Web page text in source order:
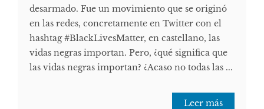
desarmado. Fue un movimiento que se originó
en las redes, concretamente en Twitter con el
hashtag #BlackLivesMatter, en castellano, las
vidas negras importan. Pero, ¿qué significa que
las vidas negras importan? ¿Acaso no todas las ...
Leer más